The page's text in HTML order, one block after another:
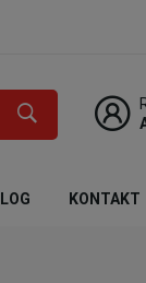
KONTAKT